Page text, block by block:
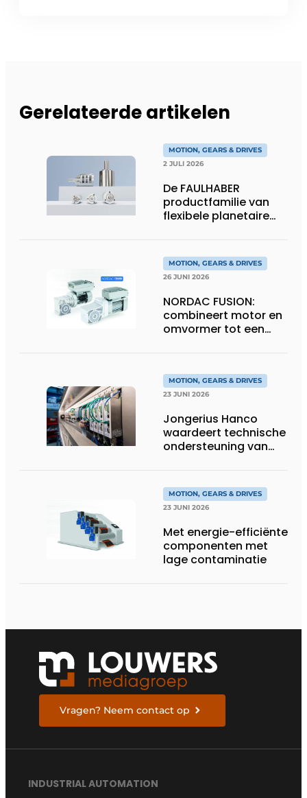
Gerelateerde artikelen
MOTION, GEARS & DRIVES
2 JULI 2026
De FAULHABER
productfamilie van
flexibele planetaire
MOTION, GEARS & DRIVES
26 JUNI 2026
NORDAC FUSION:
combineert motor en
omvormer tot een
eenheid
MOTION, GEARS & DRIVES
23 JUNI 2026
Jongerius Hanco
waardeert technische
ondersteuning van
MOTION, GEARS & DRIVES
23 JUNI 2026
Met energie-efficiënte
componenten met
lage contaminatie
Vragen? Neem contact op
INDUSTRIAL AUTOMATION